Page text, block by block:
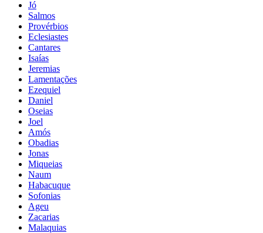
Jó
Salmos
Provérbios
Eclesiastes
Cantares
Isaías
Jeremias
Lamentações
Ezequiel
Daniel
Oseias
Joel
Amós
Obadias
Jonas
Miqueias
Naum
Habacuque
Sofonias
Ageu
Zacarias
Malaquias